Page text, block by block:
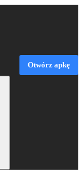
Otwórz apkę